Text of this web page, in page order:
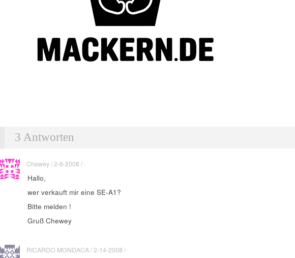
3 Antworten
Chewey / 2-6-2008 / ·
Hallo,
wer verkauft mir eine SE-A1?
Bitte melden !
Gruß Chewey
RICARDO MONDACA / 2-14-2008 / ·